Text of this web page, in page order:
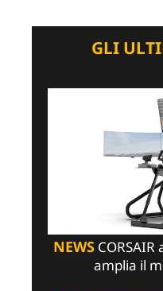
GLI
NEWSCORSAIR
amplia il